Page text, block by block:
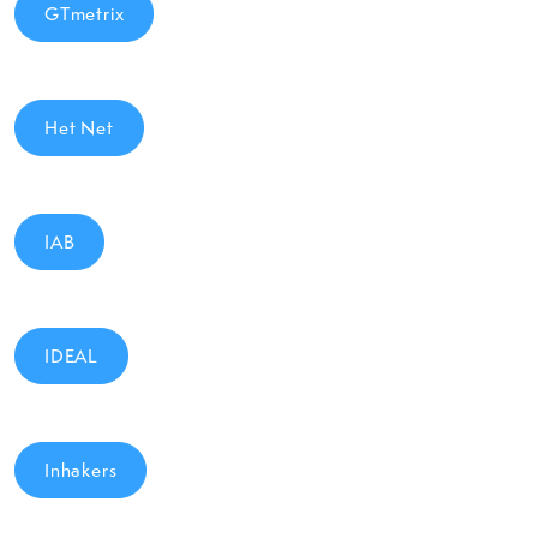
GTmetrix
Het Net
IAB
IDEAL
Inhakers